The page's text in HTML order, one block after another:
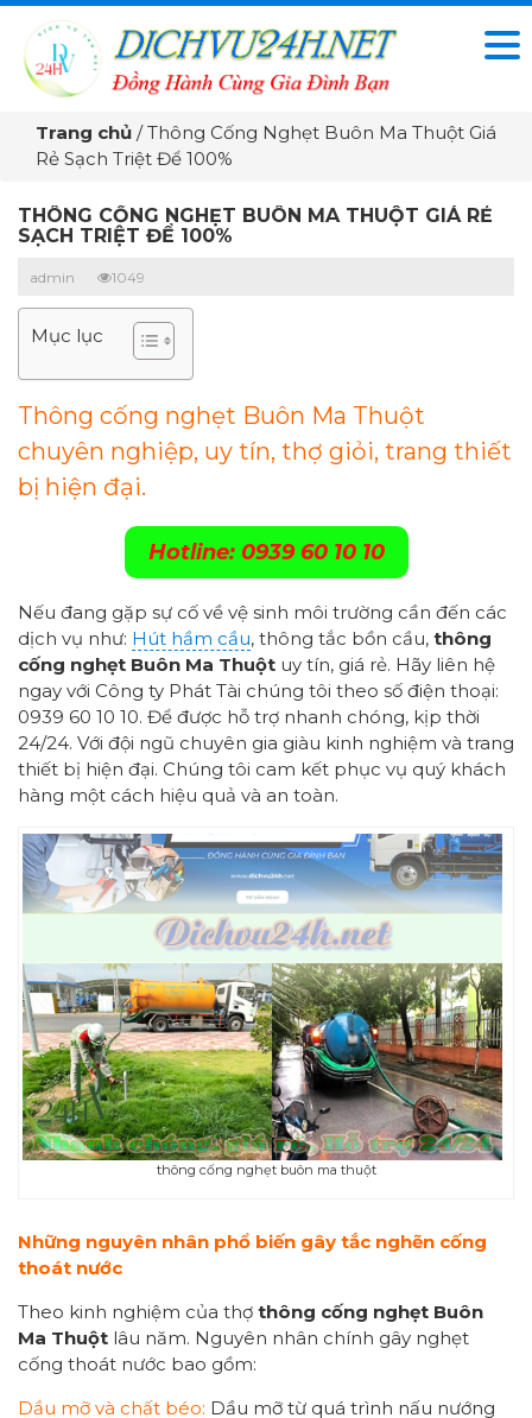
Trang chủ /Thông Cống Nghẹt Buôn Ma Thuột Giá
Rẻ Sạch Triệt Để 100%
THÔNG CỐNG NGHẸT BUÔN MA THUỘT GIÁ RẺ
SẠCH TRIỆT ĐỂ 100%
admin 1049
Mục lục
Thông cống nghẹt Buôn Ma Thuột
chuyên nghiệp, uy tín, thợ giỏi, trang thiết
bị hiện đại.
Hotline: 0939 60 10 10
Nếu đang gặp sự cố về vệ sinh môi trường cần đến các
dịch vụ như: Hút hầm cầu, thông tắc bồn cầu, thông
cống nghẹt Buôn Ma Thuột uy tín, giá rẻ. Hãy liên hệ
ngay với Công ty Phát Tài chúng tôi theo số điện thoại:
0939 60 10 10. Để được hỗ trợ nhanh chóng, kịp thời
24/24. Với đội ngũ chuyên gia giàu kinh nghiệm và trang
thiết bị hiện đại. Chúng tôi cam kết phục vụ quý khách
hàng một cách hiệu quả và an toàn.
thông cống nghẹt buôn ma thuột
Những nguyên nhân phổ biến gây tắc nghẽn cống
thoát nước
Theo kinh nghiệm của thợ thông cống nghẹt Buôn
Ma Thuột lâu năm. Nguyên nhân chính gây nghẹt
cống thoát nước bao gồm:
Dầu mỡ và chất béo: Dầu mỡ từ quá trình nấu nướng